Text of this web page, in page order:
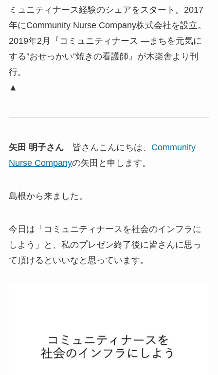
ミュニティナース経験のシェアをスタート。2017
年にCommunity Nurse Company株式会社を設立。
2019年2月『コミュニティナース ―まちを元気に
する”おせっかい”焼きの看護師』が木楽舎より刊
行。
▲
矢田 明子さん皆さんこんにちは、 Community
Nurse Companyの矢田と申します。
島根から来ました。
今日は「コミュニティナースを社会のインフラに
しよう」と、私のプレゼン終了後に皆さんに思っ
て頂けるといいなと思っています。